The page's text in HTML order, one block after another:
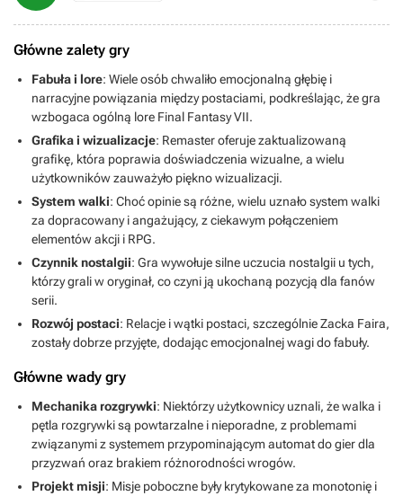
Główne zalety gry
Fabuła i lore: Wiele osób chwaliło emocjonalną głębię i
narracyjne powiązania między postaciami, podkreślając, że gra
wzbogaca ogólną lore Final Fantasy VII.
Grafika i wizualizacje: Remaster oferuje zaktualizowaną
grafikę, która poprawia doświadczenia wizualne, a wielu
użytkowników zauważyło piękno wizualizacji.
System walki: Choć opinie są różne, wielu uznało system walki
za dopracowany i angażujący, z ciekawym połączeniem
elementów akcji i RPG.
Czynnik nostalgii: Gra wywołuje silne uczucia nostalgii u tych,
którzy grali w oryginał, co czyni ją ukochaną pozycją dla fanów
serii.
Rozwój postaci: Relacje i wątki postaci, szczególnie Zacka Faira,
zostały dobrze przyjęte, dodając emocjonalnej wagi do fabuły.
Główne wady gry
Mechanika rozgrywki: Niektórzy użytkownicy uznali, że walka i
pętla rozgrywki są powtarzalne i nieporadne, z problemami
związanymi z systemem przypominającym automat do gier dla
przyzwań oraz brakiem różnorodności wrogów.
Projekt misji: Misje poboczne były krytykowane za monotonię i